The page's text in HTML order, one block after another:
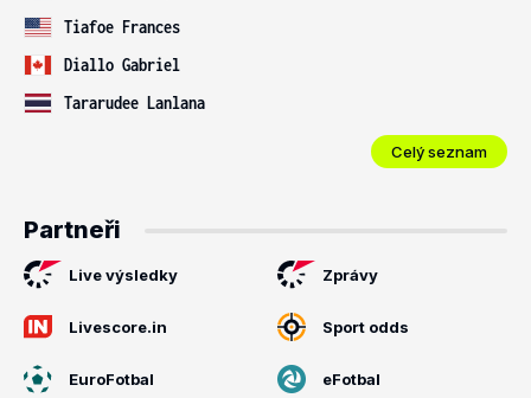
Tiafoe Frances
Diallo Gabriel
Tararudee Lanlana
Celý seznam
Partneři
Live výsledky Zprávy
Livescore.in Sport odds
EuroFotbal eFotbal